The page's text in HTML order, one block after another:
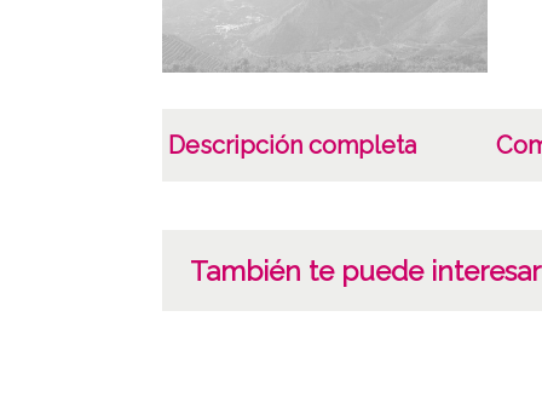
Descripción completa
También te puede interesar